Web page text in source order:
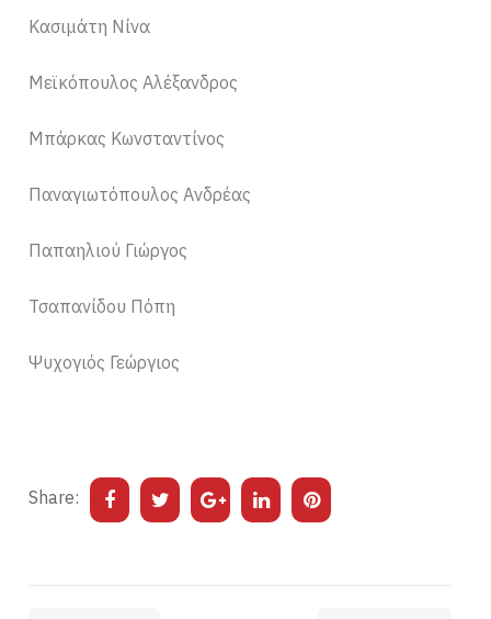
Κασιμάτη Νίνα
Μεϊκόπουλος Αλέξανδρος
Μπάρκας Κωνσταντίνος
Παναγιωτόπουλος Ανδρέας
Παπαηλιού Γιώργος
Τσαπανίδου Πόπη
Ψυχογιός Γεώργιος
Share: